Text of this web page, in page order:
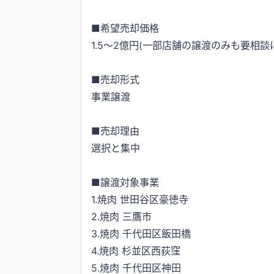
■希望売却価格
1.5～2億円(一部店舗の譲渡のみも要相談
■売却形式
事業譲渡
■売却理由
選択と集中
■譲渡対象事業
1.焼肉 世田谷区豪徳寺
2.焼肉 三鷹市
3.焼肉 千代田区飯田橋
4.焼肉 杉並区西荻窪
5.焼肉 千代田区神田